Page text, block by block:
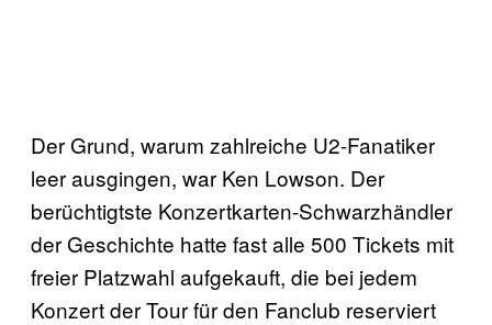
Der Grund, warum zahlreiche U2-Fanatiker
leer ausgingen, war Ken Lowson. Der
berüchtigtste Konzertkarten-Schwarzhändler
der Geschichte hatte fast alle 500 Tickets mit
freier Platzwahl aufgekauft, die bei jedem
Konzert der Tour für den Fanclub reserviert